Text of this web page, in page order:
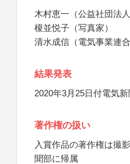
木村恵一（公益社団法
榎並悦子（写真家）
清水成信（電気事業連
結果発表
2020年3月25日付電気
著作権の扱い
入賞作品の著作権は撮
聞部に帰属